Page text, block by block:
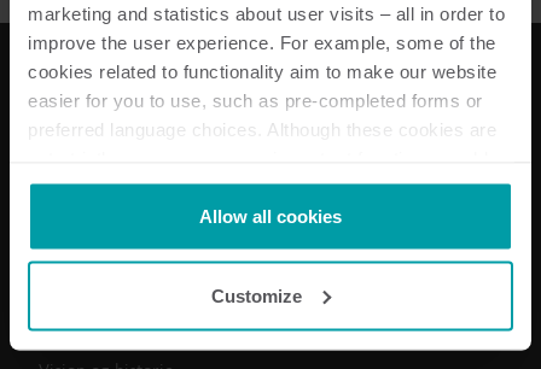
marketing and statistics about user visits – all in order to
improve the user experience. For example, some of the
cookies related to functionality aim to make our website
easier for you to use, such as pre-completed forms or
preferred language choices. Although these cookies are
not be available without them.
Kamstrup makes use of third-party cookies. A third-party
cookie is installed by someone other than us, such as
analysis programmes.
You can at any time change or withdraw your consent
from the Cookie Declaration
Allow all cookies
Customize
Vores løsninger
Til varmeforsyningen
Til bimåling